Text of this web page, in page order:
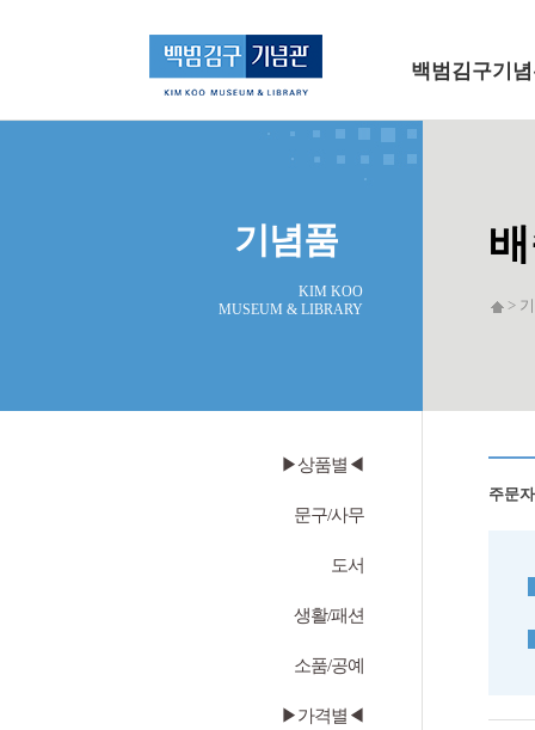
백범김구기
기념품
KIM KOO
MUSEUM & LIBRARY
>
▶상품별◀
문구/사무
도서
생활/패션
소품/공예
▶가격별◀
주문